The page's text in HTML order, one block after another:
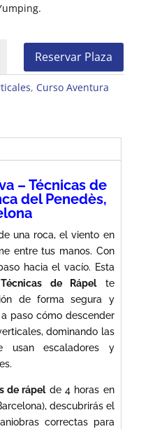
Reservar Plaza
, Curso Aventura
– Técnicas de
del Penedès,
una roca, el viento en
entre tus manos. Con
hacia el vacío. Esta
de Rápelte
de forma segura y
paso cómo descender
dominando las
usan escaladores y
de rápelde 4 horas en
descubrirás el
correctas para